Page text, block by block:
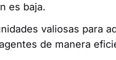
es baja.
valiosas para
de manera